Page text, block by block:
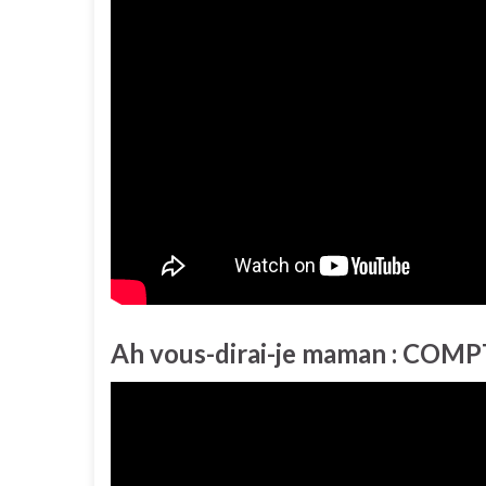
Ah vous-dirai-je maman :